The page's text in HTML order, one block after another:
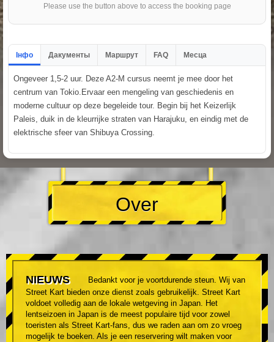
Please use the button above to access the booking page
Інфо Дакументы Маршрут FAQ Месца
Ongeveer 1,5-2 uur. Deze A2-M cursus neemt je mee door het
centrum van Tokio.Ervaar een mengeling van geschiedenis en
moderne cultuur op deze begeleide tour. Begin bij het Keizerlijk
Paleis, duik in de kleurrijke straten van Harajuku, en eindig met de
elektrische sfeer van Shibuya Crossing.
Over
NIEUWS
Bedankt voor je voortdurende steun. Wij van
Street Kart bieden onze dienst zoals gebruikelijk. Street Kart
voldoet volledig aan de lokale wetgeving in Japan. Het
lentseizoen in Japan is de meest populaire tijd voor zowel
toeristen als Street Kart-fans, dus we raden aan om zo vroeg
mogelijk te boeken. Als je een reservering wilt maken voor